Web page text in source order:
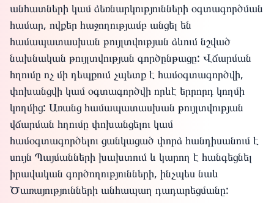
անհատների կամ ձեռնարկությունների օգտագործման
համար, ովքեր հաջողությամբ անցել են
համապատասխան թույլտվության ձևում նշված
նախնական թույլտվության գործընթացը: Վճարման
հղումը ոչ մի դեպքում չպետք է համօգտագործվի,
փոխանցվի կամ օգտագործվի որևէ երրորդ կողմի
կողմից: Առանց համապատասխան թույլտվության
վճարման հղումը փոխանցելու կամ
համօգտագործելու ցանկացած փորձ հանդիսանում է
սույն Պայմանների խախտում և կարող է հանգեցնել
իրավական գործողությունների, ինչպես նաև
Ծառայությունների անհապաղ դադարեցմանը: